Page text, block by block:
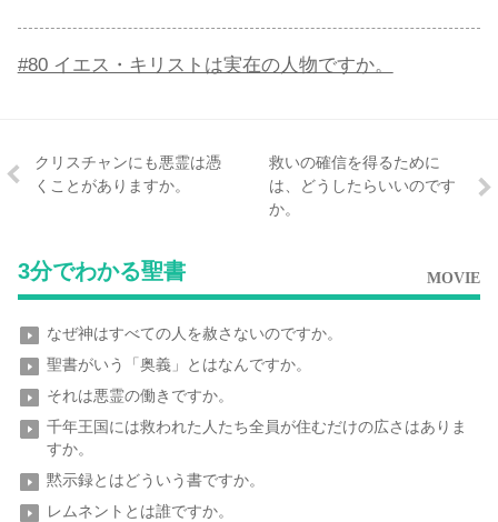
#80 イエス・キリストは実在の人物ですか。
クリスチャンにも悪霊は憑
くことがありますか。
救いの確信を得るために
は、どうしたらいいのです
か。
3分でわかる聖書 MOVIE
なぜ神はすべての人を赦さないのですか。
聖書がいう「奥義」とはなんですか。
それは悪霊の働きですか。
千年王国には救われた人たち全員が住むだけの広さはありま
すか。
黙示録とはどういう書ですか。
レムネントとは誰ですか。